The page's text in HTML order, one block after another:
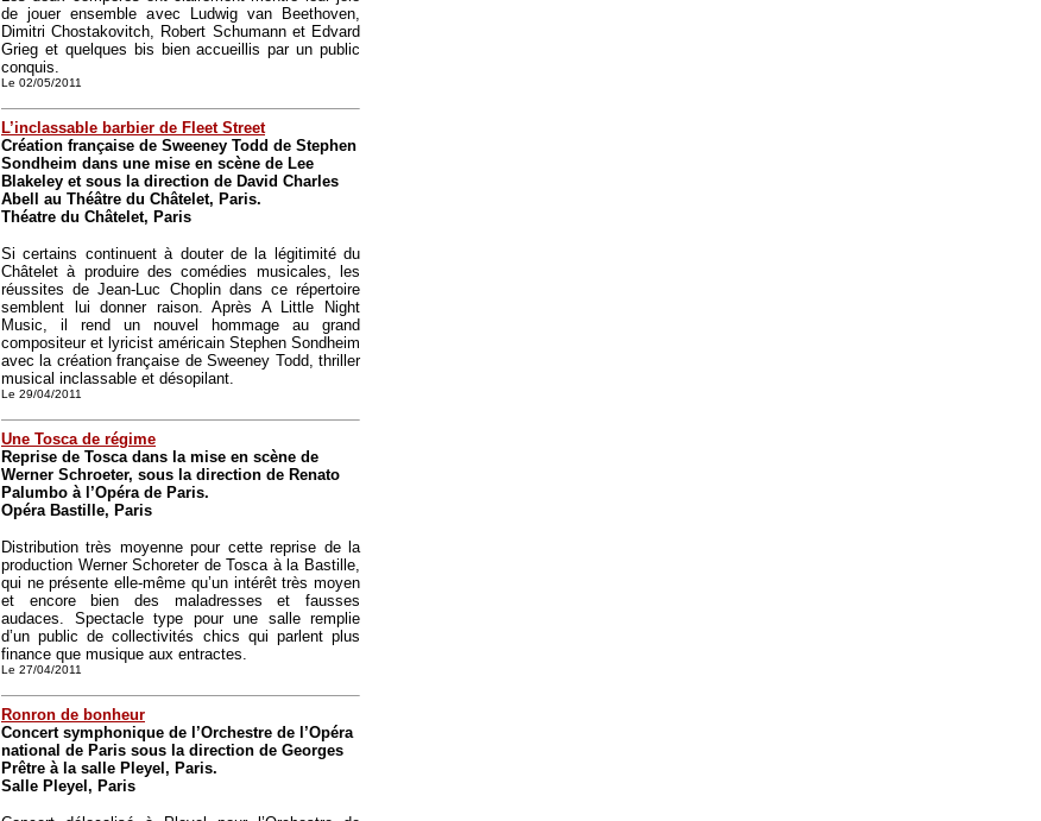
de jouer ensemble avec Ludwig van Beethoven,
Dimitri Chostakovitch, Robert Schumann et Edvard
Grieg et quelques bis bien accueillis par un public
conquis.
Le 02/05/2011
L’inclassable barbier de Fleet Street
Création française de Sweeney Todd de Stephen
Sondheim dans une mise en scène de Lee
Blakeley et sous la direction de David Charles
Abell au Théâtre du Châtelet, Paris.
Théatre du Châtelet, Paris
Si certains continuent à douter de la légitimité du
Châtelet à produire des comédies musicales, les
réussites de Jean-Luc Choplin dans ce répertoire
semblent lui donner raison. Après A Little Night
Music, il rend un nouvel hommage au grand
compositeur et lyricist américain Stephen Sondheim
avec la création française de Sweeney Todd, thriller
musical inclassable et désopilant.
Le 29/04/2011
Une Tosca de régime
Reprise de Tosca dans la mise en scène de
Werner Schroeter, sous la direction de Renato
Palumbo à l’Opéra de Paris.
Opéra Bastille, Paris
Distribution très moyenne pour cette reprise de la
production Werner Schoreter de Tosca à la Bastille,
qui ne présente elle-même qu’un intérêt très moyen
et encore bien des maladresses et fausses
audaces. Spectacle type pour une salle remplie
d’un public de collectivités chics qui parlent plus
finance que musique aux entractes.
Le 27/04/2011
Ronron de bonheur
Concert symphonique de l’Orchestre de l’Opéra
national de Paris sous la direction de Georges
Prêtre à la salle Pleyel, Paris.
Salle Pleyel, Paris